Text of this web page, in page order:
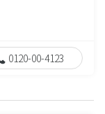
0120-00-4123